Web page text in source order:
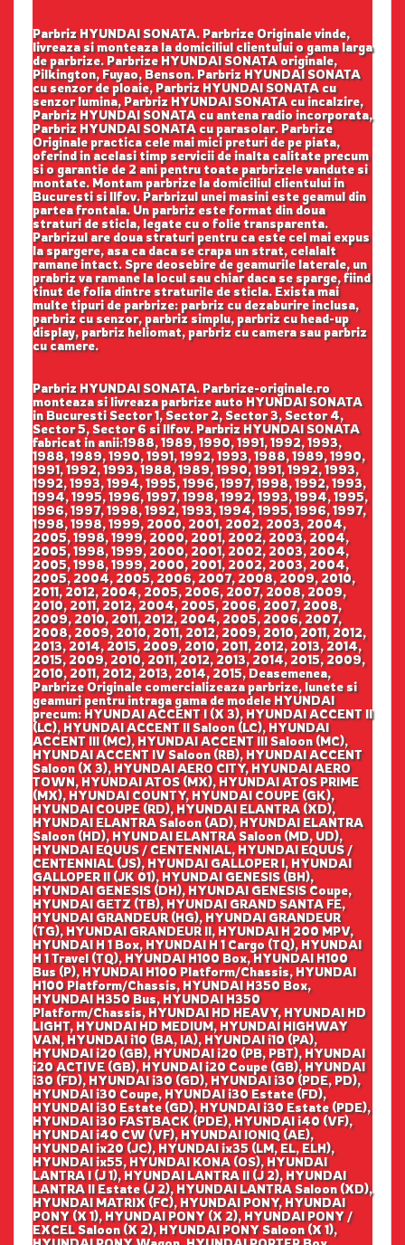
Parbriz HYUNDAI SONATA. Parbrize Originale vinde,
livreaza si monteaza la domiciliul clientului o gama larga
de parbrize. Parbrize HYUNDAI SONATA originale,
Pilkington, Fuyao, Benson. Parbriz HYUNDAI SONATA
cu senzor de ploaie, Parbriz HYUNDAI SONATA cu
senzor lumina, Parbriz HYUNDAI SONATA cu incalzire,
Parbriz HYUNDAI SONATA cu antena radio incorporata,
Parbriz HYUNDAI SONATA cu parasolar. Parbrize
Originale practica cele mai mici preturi de pe piata,
oferind in acelasi timp servicii de inalta calitate precum
si o garantie de 2 ani pentru toate parbrizele vandute si
montate. Montam parbrize la domiciliul clientului in
Bucuresti si Ilfov. Parbrizul unei masini este geamul din
partea frontala. Un parbriz este format din doua
straturi de sticla, legate cu o folie transparenta.
Parbrizul are doua straturi pentru ca este cel mai expus
la spargere, asa ca daca se crapa un strat, celalalt
ramane intact. Spre deosebire de geamurile laterale, un
prabriz va ramane la locul sau chiar daca se sparge, fiind
tinut de folia dintre straturile de sticla. Exista mai
multe tipuri de parbrize: parbriz cu dezaburire inclusa,
parbriz cu senzor, parbriz simplu, parbriz cu head-up
display, parbriz heliomat, parbriz cu camera sau parbriz
cu camere.
Parbriz HYUNDAI SONATA. Parbrize-originale.ro
monteaza si livreaza parbrize auto HYUNDAI SONATA
in Bucuresti Sector 1, Sector 2, Sector 3, Sector 4,
Sector 5, Sector 6 si Ilfov. Parbriz HYUNDAI SONATA
fabricat in anii:1988, 1989, 1990, 1991, 1992, 1993,
1988, 1989, 1990, 1991, 1992, 1993, 1988, 1989, 1990,
1991, 1992, 1993, 1988, 1989, 1990, 1991, 1992, 1993,
1992, 1993, 1994, 1995, 1996, 1997, 1998, 1992, 1993,
1994, 1995, 1996, 1997, 1998, 1992, 1993, 1994, 1995,
1996, 1997, 1998, 1992, 1993, 1994, 1995, 1996, 1997,
1998, 1998, 1999, 2000, 2001, 2002, 2003, 2004,
2005, 1998, 1999, 2000, 2001, 2002, 2003, 2004,
2005, 1998, 1999, 2000, 2001, 2002, 2003, 2004,
2005, 1998, 1999, 2000, 2001, 2002, 2003, 2004,
2005, 2004, 2005, 2006, 2007, 2008, 2009, 2010,
2011, 2012, 2004, 2005, 2006, 2007, 2008, 2009,
2010, 2011, 2012, 2004, 2005, 2006, 2007, 2008,
2009, 2010, 2011, 2012, 2004, 2005, 2006, 2007,
2008, 2009, 2010, 2011, 2012, 2009, 2010, 2011, 2012,
2013, 2014, 2015, 2009, 2010, 2011, 2012, 2013, 2014,
2015, 2009, 2010, 2011, 2012, 2013, 2014, 2015, 2009,
2010, 2011, 2012, 2013, 2014, 2015, Deasemenea,
Parbrize Originale comercializeaza parbrize, lunete si
geamuri pentru intraga gama de modele HYUNDAI
precum: HYUNDAI ACCENT I (X 3), HYUNDAI ACCENT II
(LC), HYUNDAI ACCENT II Saloon (LC), HYUNDAI
ACCENT III (MC), HYUNDAI ACCENT III Saloon (MC),
HYUNDAI ACCENT IV Saloon (RB), HYUNDAI ACCENT
Saloon (X 3), HYUNDAI AERO CITY, HYUNDAI AERO
TOWN, HYUNDAI ATOS (MX), HYUNDAI ATOS PRIME
(MX), HYUNDAI COUNTY, HYUNDAI COUPE (GK),
HYUNDAI COUPE (RD), HYUNDAI ELANTRA (XD),
HYUNDAI ELANTRA Saloon (AD), HYUNDAI ELANTRA
Saloon (HD), HYUNDAI ELANTRA Saloon (MD, UD),
HYUNDAI EQUUS / CENTENNIAL, HYUNDAI EQUUS /
CENTENNIAL (JS), HYUNDAI GALLOPER I, HYUNDAI
GALLOPER II (JK 01), HYUNDAI GENESIS (BH),
HYUNDAI GENESIS (DH), HYUNDAI GENESIS Coupe,
HYUNDAI GETZ (TB), HYUNDAI GRAND SANTA FE,
HYUNDAI GRANDEUR (HG), HYUNDAI GRANDEUR
(TG), HYUNDAI GRANDEUR II, HYUNDAI H 200 MPV,
HYUNDAI H 1 Box, HYUNDAI H 1 Cargo (TQ), HYUNDAI
H 1 Travel (TQ), HYUNDAI H100 Box, HYUNDAI H100
Bus (P), HYUNDAI H100 Platform/Chassis, HYUNDAI
H100 Platform/Chassis, HYUNDAI H350 Box,
HYUNDAI H350 Bus, HYUNDAI H350
Platform/Chassis, HYUNDAI HD HEAVY, HYUNDAI HD
LIGHT, HYUNDAI HD MEDIUM, HYUNDAI HIGHWAY
VAN, HYUNDAI i10 (BA, IA), HYUNDAI i10 (PA),
HYUNDAI i20 (GB), HYUNDAI i20 (PB, PBT), HYUNDAI
i20 ACTIVE (GB), HYUNDAI i20 Coupe (GB), HYUNDAI
i30 (FD), HYUNDAI i30 (GD), HYUNDAI i30 (PDE, PD),
HYUNDAI i30 Coupe, HYUNDAI i30 Estate (FD),
HYUNDAI i30 Estate (GD), HYUNDAI i30 Estate (PDE),
HYUNDAI i30 FASTBACK (PDE), HYUNDAI i40 (VF),
HYUNDAI i40 CW (VF), HYUNDAI IONIQ (AE),
HYUNDAI ix20 (JC), HYUNDAI ix35 (LM, EL, ELH),
HYUNDAI ix55, HYUNDAI KONA (OS), HYUNDAI
LANTRA I (J 1), HYUNDAI LANTRA II (J 2), HYUNDAI
LANTRA II Estate (J 2), HYUNDAI LANTRA Saloon (XD),
HYUNDAI MATRIX (FC), HYUNDAI PONY, HYUNDAI
PONY (X 1), HYUNDAI PONY (X 2), HYUNDAI PONY /
EXCEL Saloon (X 2), HYUNDAI PONY Saloon (X 1),